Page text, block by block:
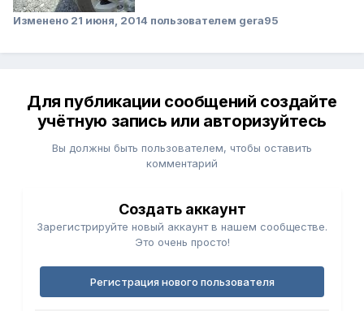
Изменено 21 июня, 2014 пользователем gera95
Для публикации сообщений создайте
учётную запись или авторизуйтесь
Вы должны быть пользователем, чтобы оставить
комментарий
Создать аккаунт
Зарегистрируйте новый аккаунт в нашем сообществе.
Это очень просто!
Регистрация нового пользователя